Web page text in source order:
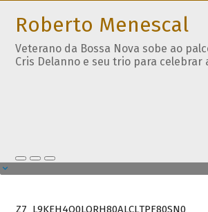
Roberto Menescal
Veterano da Bossa Nova sobe ao
Cris Delanno e seu trio para celebrar
Z7_L9KEH4O0LORH80ALCLTPF80SN0